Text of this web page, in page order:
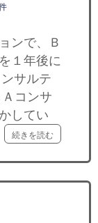
ンで、Ｂ
１年後に
サルテ
コンサ
してい
続きを読む